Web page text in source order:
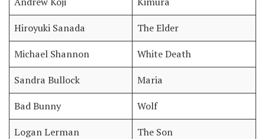
Hiroyuki Sanada
The Elder
Michael Shannon
White Death
Sandra Bullock
Maria
Bad Bunny
Wolf
Logan Lerman
The Son